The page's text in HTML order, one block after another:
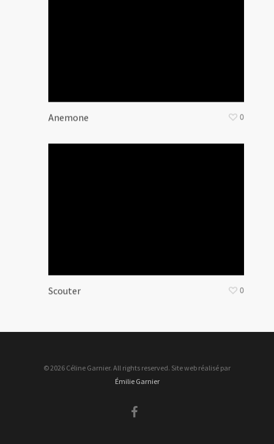
Anemone 0
Scouter 0
© 2026 Céline Garnier. All rights reserved. Site web réalisé par
Émilie Garnier